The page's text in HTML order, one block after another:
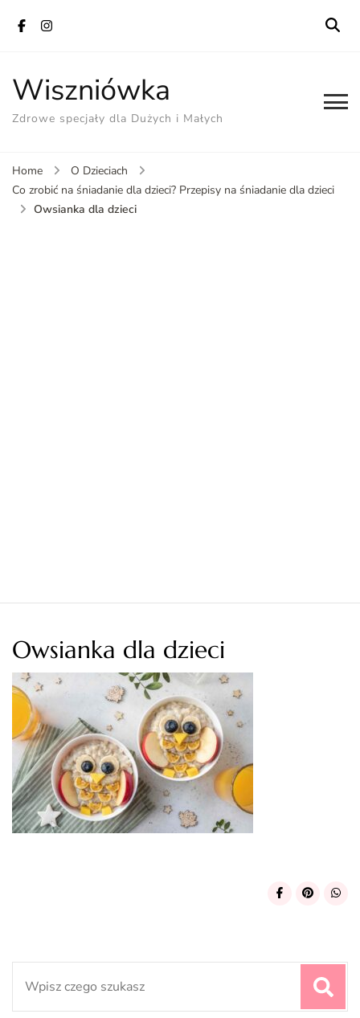
Wiszniówka
Zdrowe specjały dla Dużych i Małych
Home
O Dzieciach
Co zrobić na śniadanie dla dzieci? Przepisy na śniadanie dla dzieci
Owsianka dla dzieci
Owsianka dla dzieci